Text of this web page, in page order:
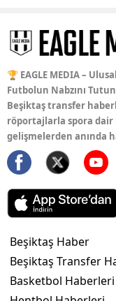
🏆 EAGLE MEDIA –
Futbolun Nabzını
Beşiktaş transfer
röportajlarla spora dair
gelişmelerden anında
Beşiktaş Haber
Beşiktaş Transfer
Basketbol Haberleri